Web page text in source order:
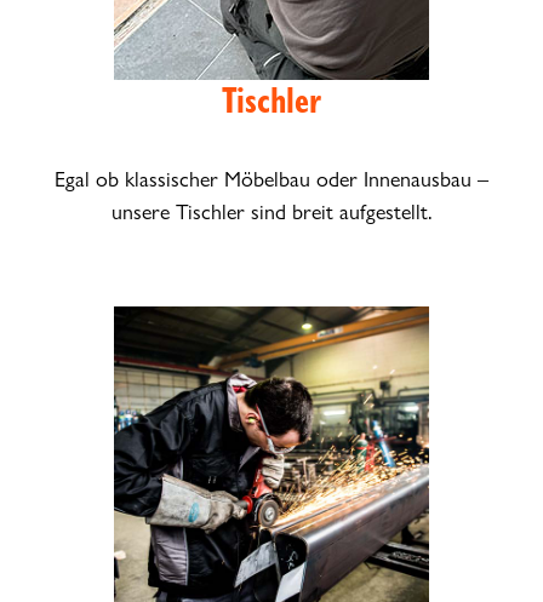
Tischler
Egal ob klassischer Möbelbau oder Innenausbau –
unsere Tischler sind breit aufgestellt.